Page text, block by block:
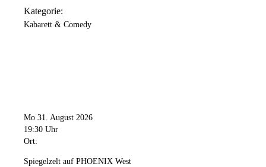
Kategorie:
Kabarett & Comedy
Mo 31. August 2026
19:30 Uhr
Ort:
Spiegelzelt auf PHOENIX West